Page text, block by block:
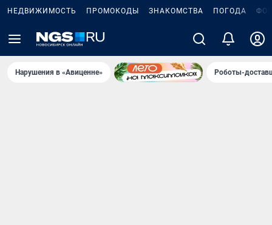
НЕДВИЖИМОСТЬ ПРОМОКОДЫ ЗНАКОМСТВА ПОГОДА
Нарушения в «Авиценне» Роботы-